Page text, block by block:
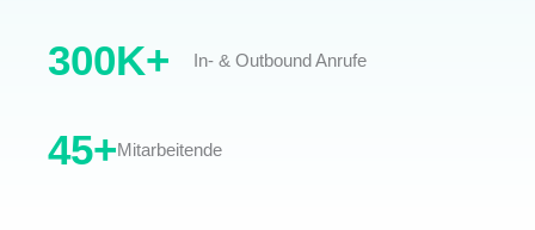
300K+ In- & Outbound Anrufe
45+Mitarbeitende